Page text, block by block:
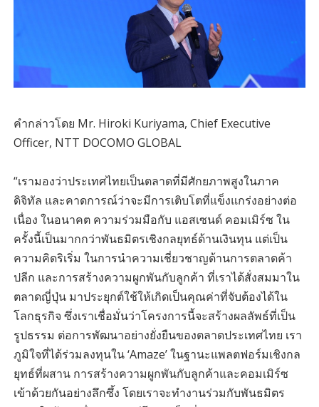
คำกล่าวโดย Mr. Hiroki Kuriyama, Chief Executive
Officer, NTT DOCOMO GLOBAL
“เรามองว่าประเทศไทยเป็นตลาดที่มีศักยภาพสูงในภาค
ดิจิทัล และคาดการณ์ว่าจะมีการเติบโตที่แข็งแกร่งอย่างต่อ
เนื่อง ในอนาคต ความร่วมมือกับ แอสเซนด์ คอมเมิร์ซ ใน
ครั้งนี้เป็นมากกว่าพันธมิตรเชิงกลยุทธ์ด้านเงินทุน แต่เป็น
ความคิดริเริ่ม ในการนำความเชี่ยวชาญด้านการตลาดค้า
ปลีก และการสร้างความผูกพันกับลูกค้า ที่เราได้สั่งสมมาใน
ตลาดญี่ปุ่น มาประยุกต์ใช้ให้เกิดเป็นคุณค่าที่จับต้องได้ใน
โลกธุรกิจ ซึ่งเราเชื่อมั่นว่าโครงการนี้จะสร้างผลลัพธ์ที่เป็น
รูปธรรม ต่อการพัฒนาอย่างยั่งยืนของตลาดประเทศไทย เรา
ภูมิใจที่ได้ร่วมลงทุนใน ‘Amaze’ ในฐานะแพลตฟอร์มเชิงกล
ยุทธ์ที่ผสาน การสร้างความผูกพันกับลูกค้าและคอมเมิร์ซ
เข้าด้วยกันอย่างลึกซึ้ง โดยเราจะทำงานร่วมกับพันธมิตร